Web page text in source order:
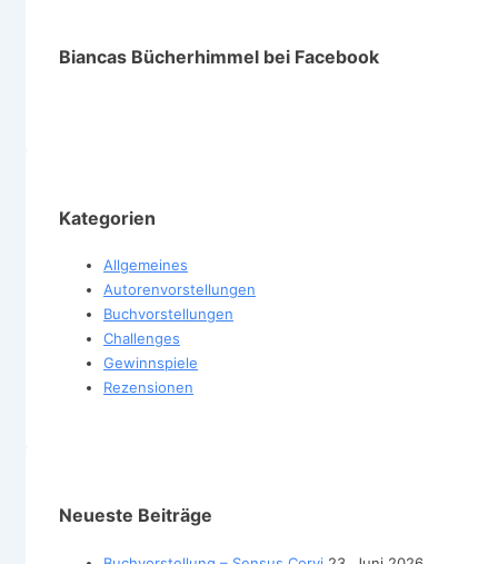
Biancas Bücherhimmel bei Facebook
Kategorien
Allgemeines
Autorenvorstellungen
Buchvorstellungen
Challenges
Gewinnspiele
Rezensionen
Neueste Beiträge